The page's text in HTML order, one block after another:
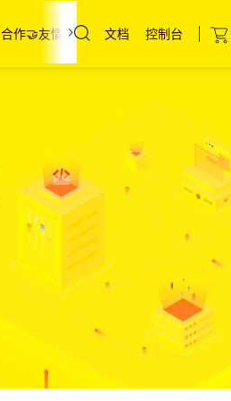
合作🤝友情链接 联系我们
裸金属服务器
中国香港服务器
海外服务器
文档 控制台